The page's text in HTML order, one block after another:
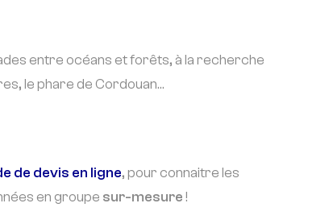
entre océans et forêts, à la recherche
le phare de Cordouan…
de devis en ligne, pour connaitre les
en groupe sur-mesure!